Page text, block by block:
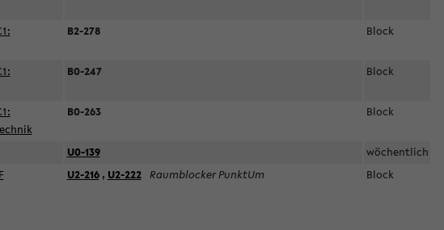
B2-278 Block
B0-247 Block
B0-263 Block
U0-139
wöchentlich
U2-216, U2-222 Raumblocker PunktUm Block